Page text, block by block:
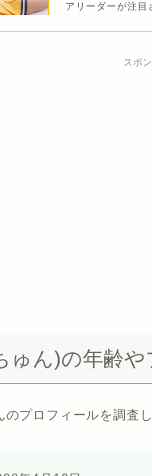
アリーダーが注
スポ
ゅん)の年齢や
プロフィールを調査